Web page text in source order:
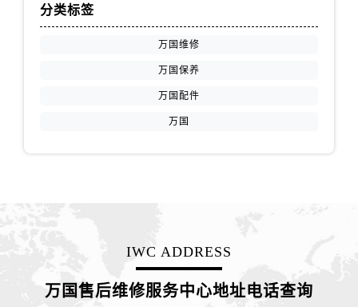
分类标签
万国维修
万国保养
万国配件
万国
IWC ADDRESS
万国售后维修服务中心地址电话查询